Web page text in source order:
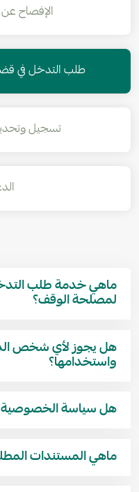
الإفصاح عن
طلب التدخل في
تسجيل
ماهي خدمة طلب
لمصلحة الوقف؟
هل يجوز لأي شخص
واستخدامها؟
هل سياسة الخصوصية
ماهي المستندات